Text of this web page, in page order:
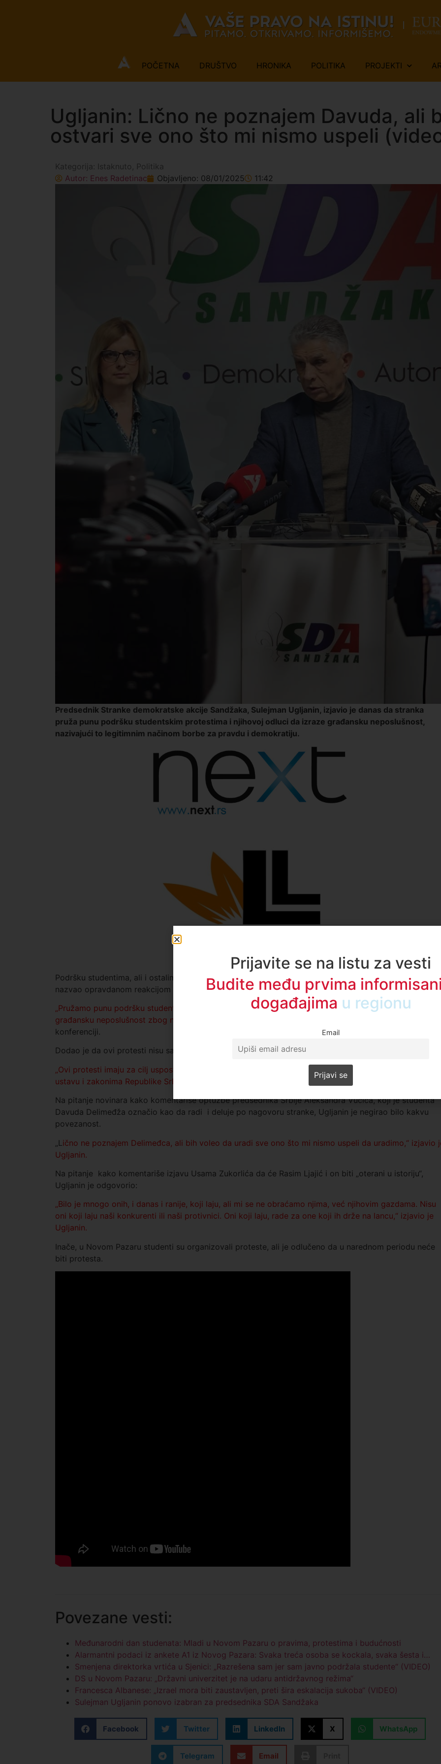
POČETNA DRUŠTVO HRONIKA POLITIKA PROJEKTI
Ugljanin: Lično ne poznajem Davuda, ali
ostvari sve ono što mi nismo uspeli
Kategorija: Istaknuto , Politika
Autor: Enes Radetinac Objavljeno: 08/01/2025 11:42
Predsednik Stranke demokratske akcije Sandžaka, Sulejman Ugljanin, izjavio je danas da stranka
pruža punu podršku studentskim protestima i njihovoj odluci da izraze građansku neposlušnost,
nazivajući to legitimnim načinom borbe za pravdu i demokratiju.
Podršku studentima, ali i ostalim građanima koji se odluče na građansku neposlušnost, Ugljanin je
nazvao opravdanom reakcijom na aktuelno stanje u društvu.
„Pružamo punu podršku studentima, učenicima i građanima koji koriste svoje ustavno pravo da izraze
građansku neposlušnost zbog neodgovornog ponašanja vlasti,
konferenciji.
Dodao je da ovi protesti nisu samo reakcija studenata, već odraz opšteg nezadovoljstva u društvu.
„Ovi protesti imaju za cilj uspostavljanje pravne države u kojoj će svi građani i institucije biti
ustavu i zakonima Republike Srbije,“ naglasio je Ugljanin.
Na pitanje novinara kako komentariše optužbe predsednika Srbije Aleksandra Vučića, koji je studenta
Davuda Delimeđža označio kao da radi i deluje po nagovoru stranke, Ugljanin je negirao bilo kakvu
povezanost.
„L ično ne poznajem Delimeđca, ali bih voleo da uradi sve ono što mi nismo uspeli da uradimo,“ izjavio
Ugljanin.
Na pitanje kako komentariše izjavu Usama Zukorlića da će Rasim Ljajić i on biti „oterani u istoriju“,
Ugljanin je odgovorio:
„Bilo je mnogo onih, i danas i ranije, koji laju, ali mi se ne obraćamo njima, već njihovim gazdama. Nisu
oni koji laju naši konkurenti ili naši protivnici. Oni koji laju, rade za one koji ih drže na lancu,“ izjavio je
Ugljanin.
Inače, u Novom Pazaru studenti su organizovali proteste, ali je odlučeno da u narednom periodu neće
biti protesta.
Povezane vesti:
Međunarodni dan studenata: Mladi u Novom Pazaru o pravima, protestima i budućnosti
Alarmantni podaci iz ankete A1 iz Novog Pazara: Svaka treća osoba se kockala, svaka šesta i…
Smenjena direktorka vrtića u Sjenici: „Razrešena sam jer sam javno podržala studente“ (VIDEO)
DS u Novom Pazaru: „Državni univerzitet je na udaru antidržavnog režima“
Francesca Albanese: „Izrael mora biti zaustavljen, preti šira eskalacija sukoba“ (VIDEO)
Sulejman Ugljanin ponovo izabran za predsednika SDA Sandžaka
Facebook Twitter LinkedIn X WhatsApp
Telegram Email
Prijavite se na listu za vesti
Budite među prvima
događajima u regionu
Email